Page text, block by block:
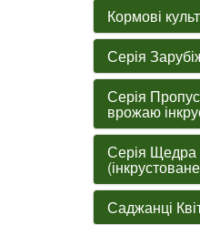
Кормові
Серія
Серія
врожаю
Серія Щедра
Саджанці